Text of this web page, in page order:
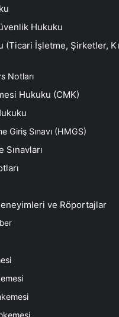
Hukuku
(Ticari İşletme, Şirketler,
Notları
Hukuku (CMK)
Giriş Sınavı (HMGS)
Sınavları
ve Röportajlar